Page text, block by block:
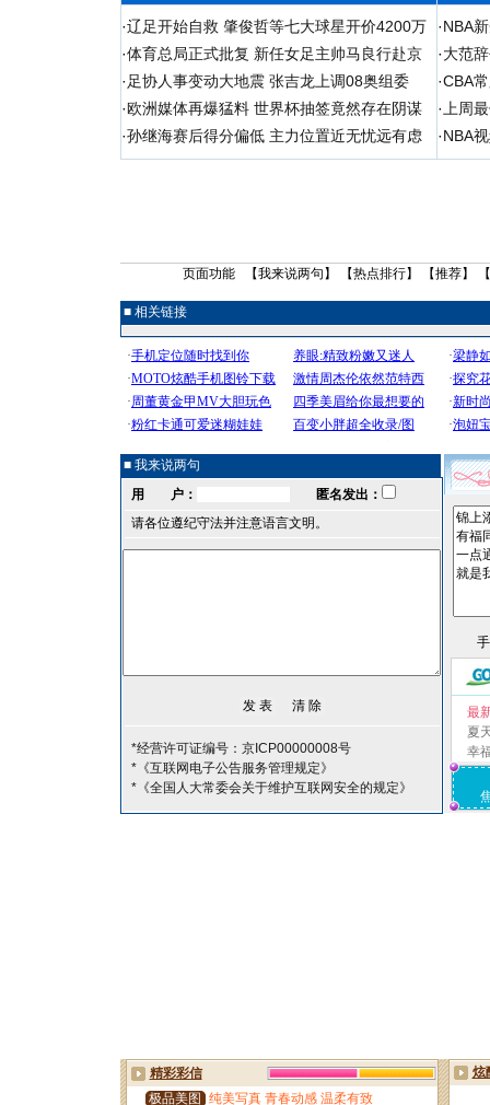
·辽足开始自救 肇俊哲等七大球星开价4200万
·体育总局正式批复 新任女足主帅马良行赴京
· 足协人事变动大地震 张吉龙上调08奥组委
·欧洲媒体再爆猛料 世界杯抽签竟然存在阴谋
·孙继海赛后得分偏低 主力位置近无忧远有虑
·NBA
·大范
·CBA
· 上周
·NBA
页面功能 【我来说两句 】 【热点排行】 【推荐】
■ 相关链接
■ 我来说两句
用 户：
匿名发出：
请各位遵纪守法并注意语言文明。
*经营许可证编号：京ICP00000008号
*《互联网电子公告服务管理规定》
*《全国人大常委会关于维护互联网安全的规定》
最
夏
幸